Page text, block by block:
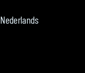
Nederlands